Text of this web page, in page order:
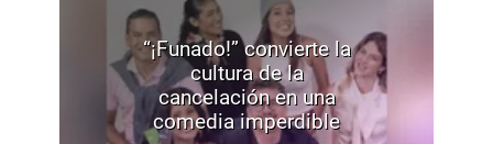
“¡Funado!” convierte la
cultura de la
cancelación en una
comedia imperdible